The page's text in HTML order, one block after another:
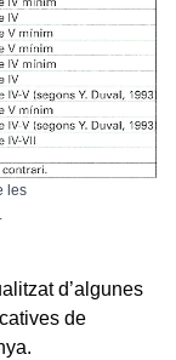
les
d’algunes
de